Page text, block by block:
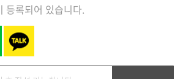
등록되어 있습니다.